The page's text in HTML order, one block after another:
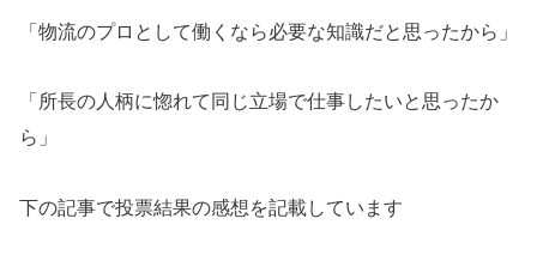
「物流のプロとして働くなら必要な知識だと思ったから」
「所長の人柄に惚れて同じ立場で仕事したいと思ったか
ら」
下の記事で投票結果の感想を記載しています